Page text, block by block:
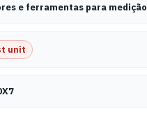
e ferramentas para medição
unit